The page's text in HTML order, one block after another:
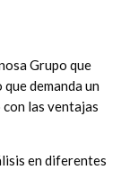
Grupo que
demanda un
las ventajas
en diferentes